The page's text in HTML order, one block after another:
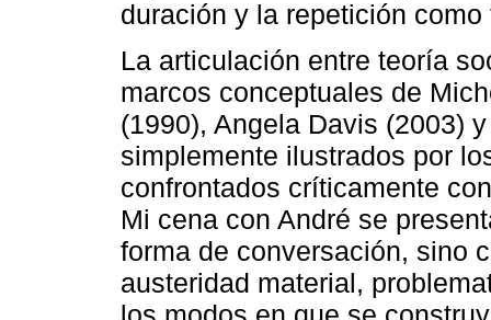
duración y la repetición
La articulación entre teoría
marcos conceptuales de
(1990), Angela Davis (2003)
simplemente ilustrados por
confrontados críticamente
Mi cena con André se
forma de conversación, sino
austeridad material,